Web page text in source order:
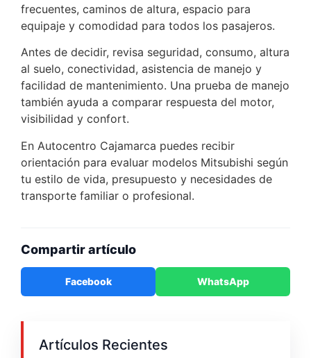
frecuentes, caminos de altura, espacio para
equipaje y comodidad para todos los pasajeros.
Antes de decidir, revisa seguridad, consumo, altura
al suelo, conectividad, asistencia de manejo y
facilidad de mantenimiento. Una prueba de manejo
también ayuda a comparar respuesta del motor,
visibilidad y confort.
En Autocentro Cajamarca puedes recibir
orientación para evaluar modelos Mitsubishi según
tu estilo de vida, presupuesto y necesidades de
transporte familiar o profesional.
Compartir artículo
Facebook WhatsApp
Artículos Recientes